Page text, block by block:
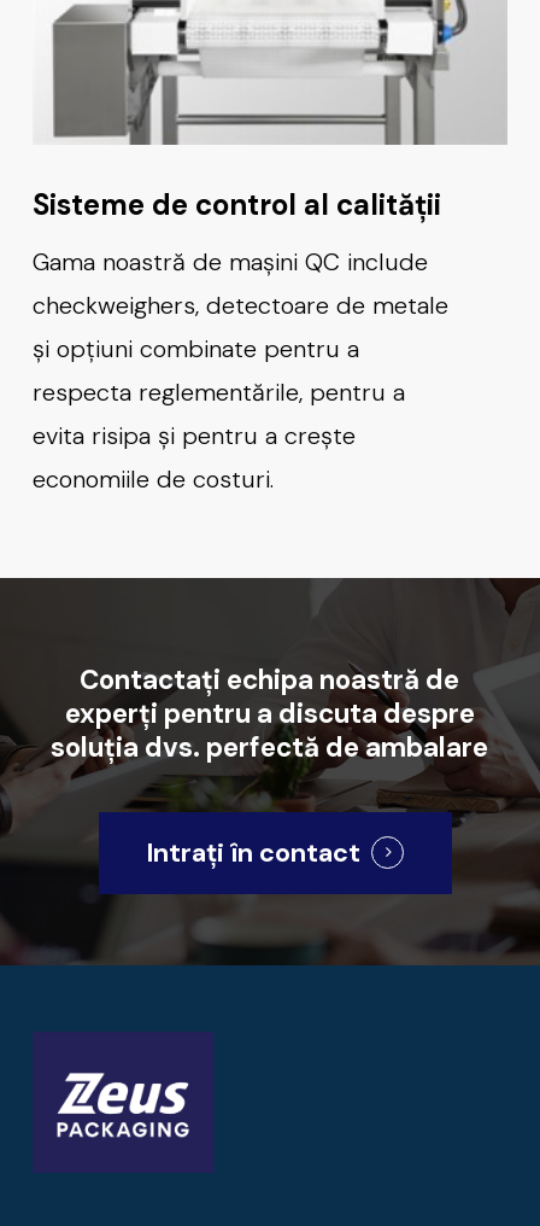
Sisteme de control al calității
Gama noastră de mașini QC include
checkweighers, detectoare de metale
și opțiuni combinate pentru a
respecta reglementările, pentru a
evita risipa și pentru a crește
economiile de costuri.
Contactați echipa noastră de
experți pentru a discutadespre
soluția dvs. perfectă deambalare
Intrați în contact